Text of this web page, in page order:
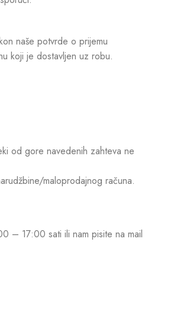
naše potvrde o prijemu
koji je dostavljen uz robu.
od gore navedenih zahteva ne
maloprodajnog računa.
– 17:00 sati ili nam pisite na mail